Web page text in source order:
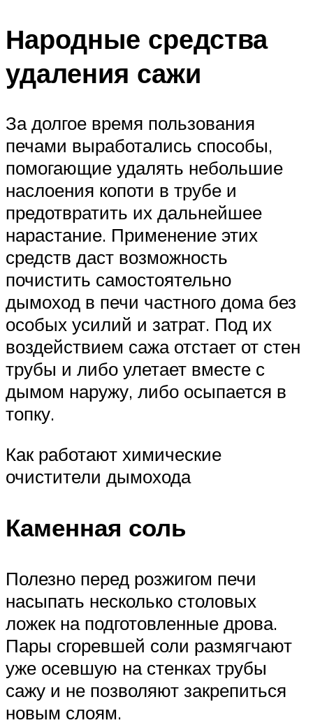
Народные средства
удаления сажи
За долгое время пользования
печами выработались способы,
помогающие удалять небольшие
наслоения копоти в трубе и
предотвратить их дальнейшее
нарастание. Применение этих
средств даст возможность
почистить самостоятельно
дымоход в печи частного дома без
особых усилий и затрат. Под их
воздействием сажа отстает от стен
трубы и либо улетает вместе с
дымом наружу, либо осыпается в
топку.
Как работают химические
очистители дымохода
Каменная соль
Полезно перед розжигом печи
насыпать несколько столовых
ложек на подготовленные дрова.
Пары сгоревшей соли размягчают
уже осевшую на стенках трубы
сажу и не позволяют закрепиться
новым слоям.